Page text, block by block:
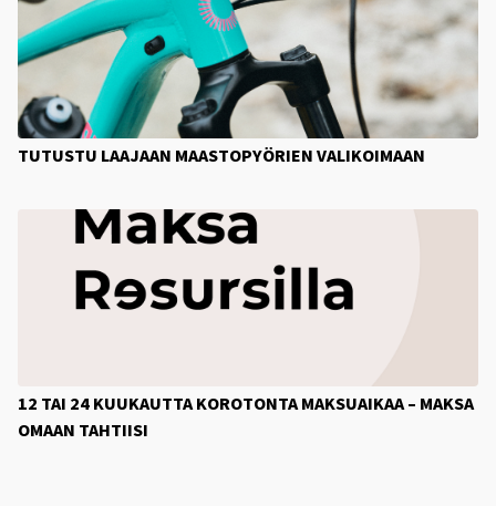
TUTUSTU LAAJAAN MAASTOPYÖRIEN VALIKOIMAAN
12 TAI 24 KUUKAUTTA KOROTONTA MAKSUAIKAA – MAKSA
OMAAN TAHTIISI